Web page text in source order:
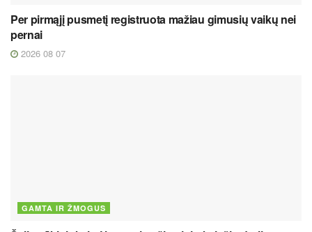
Per pirmąjį pusmetį registruota mažiau gimusių vaikų nei
pernai
2026 08 07
GAMTA IR ŽMOGUS